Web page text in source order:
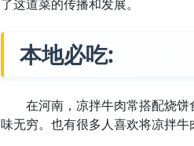
了这道菜的传播和发展。
本地必吃:
在河南，凉拌牛肉常搭配烧
味无穷。也有很多人喜欢将凉拌牛